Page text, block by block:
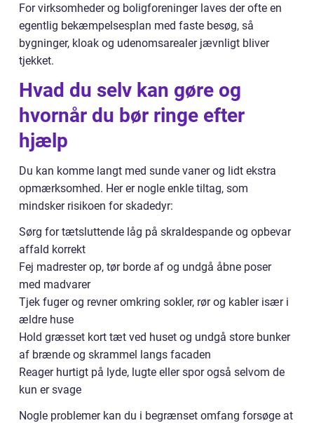
For virksomheder og boligforeninger laves der ofte en
egentlig bekæmpelsesplan med faste besøg, så
bygninger, kloak og udenomsarealer jævnligt bliver
tjekket.
Hvad du selv kan gøre og
hvornår du bør ringe efter
hjælp
Du kan komme langt med sunde vaner og lidt ekstra
opmærksomhed. Her er nogle enkle tiltag, som
mindsker risikoen for skadedyr:
Sørg for tætsluttende låg på skraldespande og opbevar
affald korrekt
Fej madrester op, tør borde af og undgå åbne poser
med madvarer
Tjek fuger og revner omkring sokler, rør og kabler især i
ældre huse
Hold græsset kort tæt ved huset og undgå store bunker
af brænde og skrammel langs facaden
Reager hurtigt på lyde, lugte eller spor også selvom de
kun er svage
Nogle problemer kan du i begrænset omfang forsøge at